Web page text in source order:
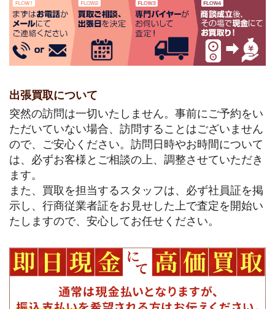
出張買取について
突然の訪問は一切いたしません。事前にご予約をい
ただいていない場合、訪問することはございません
ので、ご安心ください。訪問日時やお時間について
は、必ずお客様とご相談の上、調整させていただき
ます。
また、買取を担当するスタッフは、必ず社員証を掲
示し、行商従業者証をお見せした上で査定を開始い
たしますので、安心してお任せください。